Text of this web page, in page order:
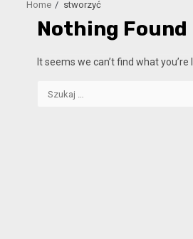
Home stworzyć
Nothing Found
It seems we can’t find what